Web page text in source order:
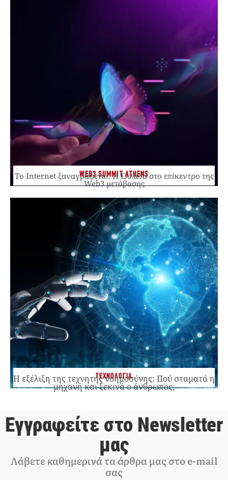
WEB3 SUMMIT ATHENS
Το Internet ξαναγράφεται. Η Ελλάδα στο επίκεντρο της
Web3 μετάβασης
ΤΕΧΝΟΛΟΓΙΑ
Η εξέλιξη της τεχνητής νοημοσύνης: Πού σταματά η
μηχανή και ξεκινά ο άνθρωπος;
Εγγραφείτε στο Newsletter
μας
Λάβετε καθημερινά τα άρθρα μας στο e-mail
σας